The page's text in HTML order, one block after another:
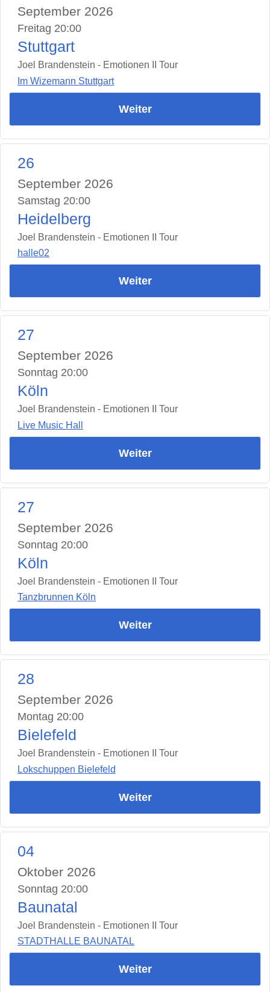
September 2026
Freitag 20:00
Stuttgart
Joel Brandenstein - Emotionen II Tour
Im Wizemann Stuttgart
Weiter
26
September 2026
Samstag 20:00
Heidelberg
Joel Brandenstein - Emotionen II Tour
halle02
Weiter
27
September 2026
Sonntag 20:00
Köln
Joel Brandenstein - Emotionen II Tour
Live Music Hall
Weiter
27
September 2026
Sonntag 20:00
Köln
Joel Brandenstein - Emotionen II Tour
Tanzbrunnen Köln
Weiter
28
September 2026
Montag 20:00
Bielefeld
Joel Brandenstein - Emotionen II Tour
Lokschuppen Bielefeld
Weiter
04
Oktober 2026
Sonntag 20:00
Baunatal
Joel Brandenstein - Emotionen II Tour
STADTHALLE BAUNATAL
Weiter